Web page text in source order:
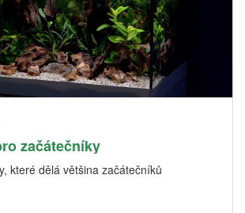
začátečníky
které dělá většina začátečníků